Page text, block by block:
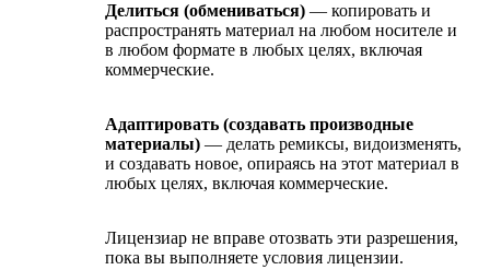
Делиться (обмениваться) — копировать и
распространять материал на любом носителе и
в любом формате в любых целях, включая
коммерческие.
Адаптировать (создавать производные
материалы) — делать ремиксы, видоизменять,
и создавать новое, опираясь на этот материал в
любых целях, включая коммерческие.
Лицензиар не вправе отозвать эти разрешения,
пока вы выполняете условия лицензии.